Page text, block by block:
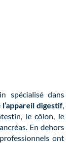
spécialisé dans
l’appareil digestif
le côlon, le
En dehors
professionnels ont